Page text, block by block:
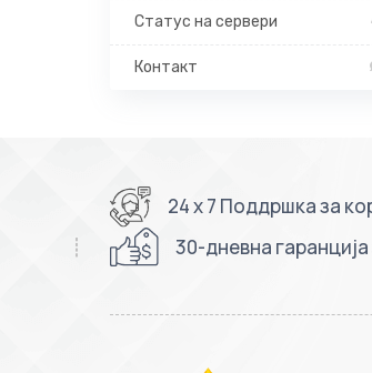
Статус на сервери
Контакт
24 x 7 Поддршка за
30-дневна